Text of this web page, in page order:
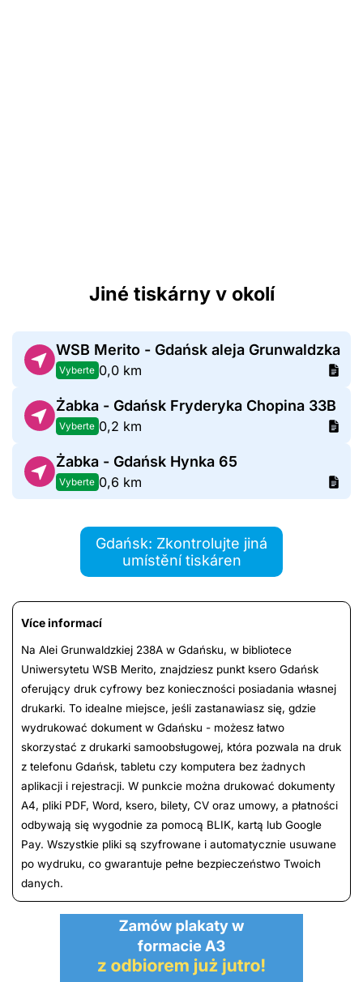
Jiné tiskárny v okolí
WSB Merito - Gdańsk aleja Grunwaldzka
Vyberte 0,0 km
Żabka - Gdańsk Fryderyka Chopina 33B
Vyberte 0,2 km
Żabka - Gdańsk Hynka 65
Vyberte 0,6 km
Gdańsk: Zkontrolujte jiná
umístění tiskáren
Více informací
Na Alei Grunwaldzkiej 238A w Gdańsku, w bibliotece
Uniwersytetu WSB Merito, znajdziesz punkt ksero Gdańsk
oferujący druk cyfrowy bez konieczności posiadania własnej
drukarki. To idealne miejsce, jeśli zastanawiasz się, gdzie
wydrukować dokument w Gdańsku - możesz łatwo
skorzystać z drukarki samoobsługowej, która pozwala na druk
z telefonu Gdańsk, tabletu czy komputera bez żadnych
aplikacji i rejestracji. W punkcie można drukować dokumenty
A4, pliki PDF, Word, ksero, bilety, CV oraz umowy, a płatności
odbywają się wygodnie za pomocą BLIK, kartą lub Google
Pay. Wszystkie pliki są szyfrowane i automatycznie usuwane
po wydruku, co gwarantuje pełne bezpieczeństwo Twoich
danych.